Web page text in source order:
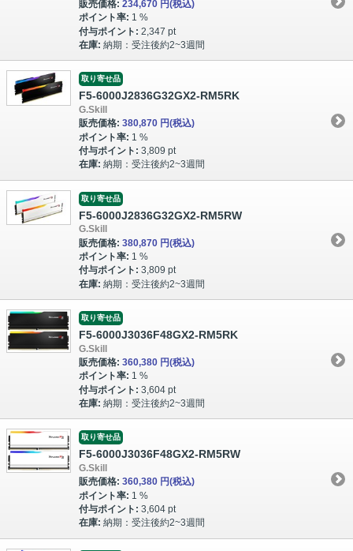
販売価格: 234,670 円(税込)
ポイント率: 1 %
付与ポイント: 2,347 pt
在庫: 納期：受注後約2~3週間
取り寄せ品
F5-6000J2836G32GX2-RM5RK
G.Skill
販売価格: 380,870 円(税込)
ポイント率: 1 %
付与ポイント: 3,809 pt
在庫: 納期：受注後約2~3週間
取り寄せ品
F5-6000J2836G32GX2-RM5RW
G.Skill
販売価格: 380,870 円(税込)
ポイント率: 1 %
付与ポイント: 3,809 pt
在庫: 納期：受注後約2~3週間
取り寄せ品
F5-6000J3036F48GX2-RM5RK
G.Skill
販売価格: 360,380 円(税込)
ポイント率: 1 %
付与ポイント: 3,604 pt
在庫: 納期：受注後約2~3週間
取り寄せ品
F5-6000J3036F48GX2-RM5RW
G.Skill
販売価格: 360,380 円(税込)
ポイント率: 1 %
付与ポイント: 3,604 pt
在庫: 納期：受注後約2~3週間